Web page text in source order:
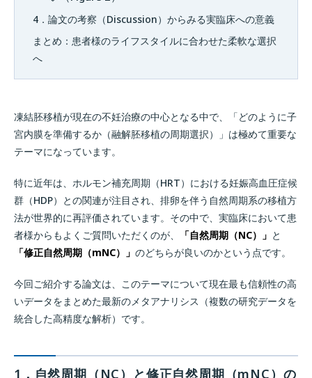
4．論文の考察（Discussion）からみる実臨床への意義
まとめ：患者様のライフスタイルに合わせた柔軟な選択
へ
凍結胚移植が現在の不妊治療の中心となる中で、「どのように子
宮内膜を準備するか（融解胚移植の周期選択）」は極めて重要な
テーマになっています。
特に近年は、ホルモン補充周期（HRT）における妊娠高血圧症候
群（HDP）との関連が注目され、排卵を伴う自然周期系の移植方
法が世界的に再評価されています。その中で、実臨床において患
者様からもよくご質問いただくのが、
「自然周期（NC）」 と
「修正自然周期（mNC）」 のどちらが良いのかという点です。
今回ご紹介する論文は、このテーマについて現在最も信頼性の高
いデータをまとめた最新のメタアナリシス（複数の研究データを
統合した高精度な解析）です。
1．自然周期（NC）と修正自然周期（mNC）の